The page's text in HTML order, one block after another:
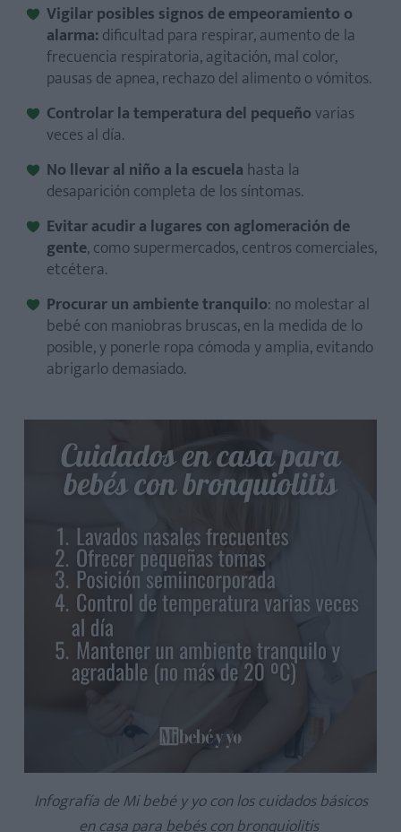
Vigilar posibles signos de empeoramiento o
alarma:dificultad para respirar, aumento de la
frecuencia respiratoria, agitación, mal color,
pausas de apnea, rechazo del alimento o vómitos.
Controlar la temperatura del pequeñovarias
veces al día.
No llevar al niño a la escuela hasta la
desaparición completa de los síntomas.
Evitar acudir a lugares con aglomeración de
gente, como supermercados, centros comerciales,
etcétera.
Procurar un ambiente tranquilo: no molestar al
bebé con maniobras bruscas, en la medida de lo
posible, y ponerle ropa cómoda y amplia, evitando
abrigarlo demasiado.
Infografía de Mi bebé y yo con los cuidados básicos